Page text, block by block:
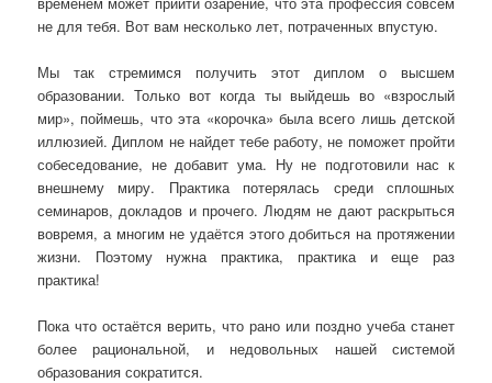
не для тебя. Вот вам несколько лет, потраченных впустую.
Мы так стремимся получить этот диплом о высшем
образовании. Только вот когда ты выйдешь во «взрослый
мир», поймешь, что эта «корочка» была всего лишь детской
иллюзией. Диплом не найдет тебе работу, не поможет пройти
собеседование, не добавит ума. Ну не подготовили нас к
внешнему миру. Практика потерялась среди сплошных
семинаров, докладов и прочего. Людям не дают раскрыться
вовремя, а многим не удаётся этого добиться на протяжении
жизни. Поэтому нужна практика, практика и еще раз
практика!
Пока что остаётся верить, что рано или поздно учеба станет
более рациональной, и недовольных нашей системой
образования сократится.